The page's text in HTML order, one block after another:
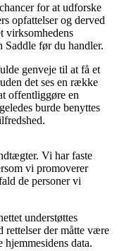
for at udforske
opfattelser og derved
virksomhedens
Saddle før du handler.
genveje til at få et
det ses en række
offentliggøre en
burde benyttes
Vi har faste
vi promoverer
de personer vi
understøttes
rettelser der måtte være
hjemmesidens data.